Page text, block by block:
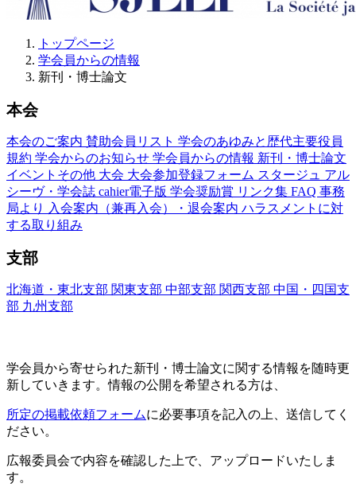
トップページ
学会員からの情報
新刊・博士論文
本会
本会のご案内 賛助会員リスト 学会のあゆみと歴代主要役員
規約 学会からのお知らせ 学会員からの情報 新刊・博士論文
イベントその他 大会 大会参加登録フォーム スタージュ アル
シーヴ・学会誌 cahier電子版 学会奨励賞 リンク集 FAQ 事務
局より
入会案内（兼再入会）・退会案内 ハラスメントに対
する取り組み
支部
北海道・東北支部 関東支部 中部支部 関西支部 中国・四国支
部 九州支部
学会員から寄せられた新刊・ 博士論文に関する情報を随時更
新していきます。情報の公開を希望される方は、
所定の掲載依頼フォームに必要事項を記入の上、送信してく
ださい。
広報委員会で内容を確認した上で、アップロードいたしま
す。